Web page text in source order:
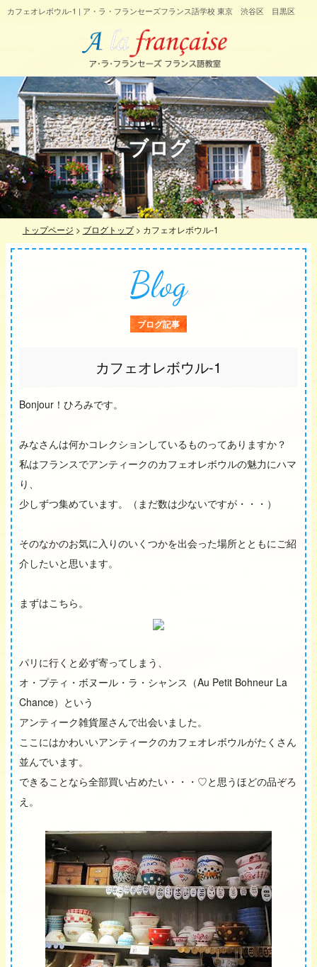
カフェオレボウル-1 | ア・ラ・フランセーズフランス語学校 東京 渋谷区 目黒区
ブログ
トップページ > ブログトップ> カフェオレボウル-1
Blog
ブログ記事
カフェオレボウル-1
Bonjour！ひろみです。
みなさんは何かコレクションしているものってありますか？
私はフランスでアンティークのカフェオレボウルの魅力にハマ
り、
少しずつ集めています。（まだ数は少ないですが・・・）
そのなかのお気に入りのいくつかを出会った場所とともにご紹
介したいと思います。
まずはこちら。
パリに行くと必ず寄ってしまう、
オ・プティ・ボヌール・ラ・シャンス（Au Petit Bohneur La
Chance）という
アンティーク雑貨屋さんで出会いました。
ここにはかわいいアンティークのカフェオレボウルがたくさん
並んでいます。
できることなら全部買い占めたい・・・♡と思うほどの品ぞろ
え。